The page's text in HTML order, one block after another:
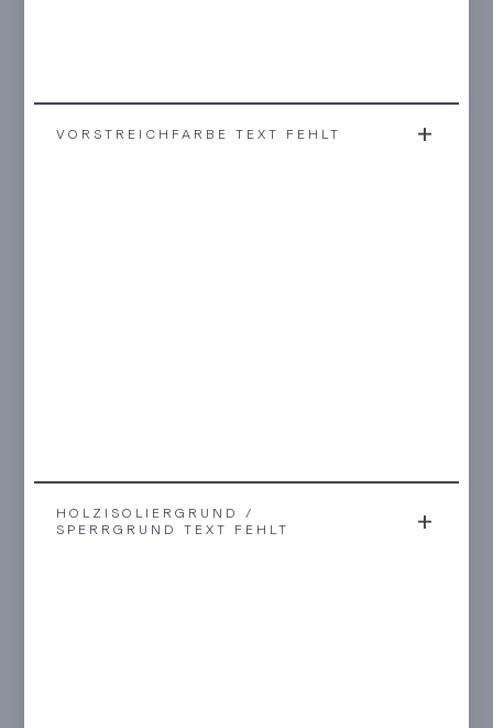
VORSTREICHFARBE TEXT FEHLT
HOLZISOLIERGRUND /
SPERRGRUND TEXT FEHLT